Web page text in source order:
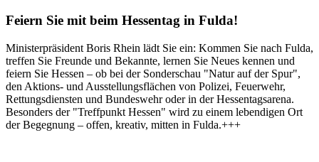
Feiern Sie mit beim Hessentag in Fulda!
Ministerpräsident Boris Rhein lädt Sie ein: Kommen Sie nach Fulda,
treffen Sie Freunde und Bekannte, lernen Sie Neues kennen und
feiern Sie Hessen – ob bei der Sonderschau "Natur auf der Spur",
den Aktions- und Ausstellungsflächen von Polizei, Feuerwehr,
Rettungsdiensten und Bundeswehr oder in der Hessentagsarena.
Besonders der "Treffpunkt Hessen" wird zu einem lebendigen Ort
der Begegnung – offen, kreativ, mitten in Fulda.+++